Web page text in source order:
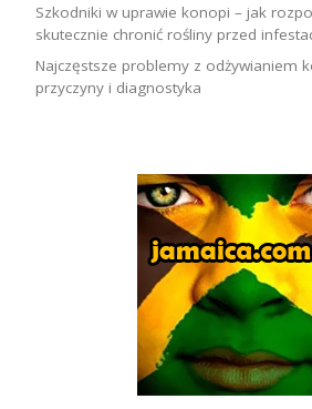
Szkodniki w uprawie konopi – jak
skutecznie chronić rośliny przed
Najczęstsze problemy z odżywianiem
przyczyny i diagnostyka